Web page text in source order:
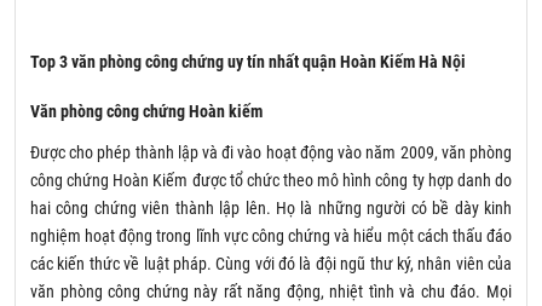
Top 3 văn phòng công chứng uy tín nhất quận Hoàn Kiếm Hà Nội
Văn phòng công chứng Hoàn kiếm
Được cho phép thành lập và đi vào hoạt động vào năm 2009, văn phòng
công chứng Hoàn Kiếm được tổ chức theo mô hình công ty hợp danh do
hai công chứng viên thành lập lên. Họ là những người có bề dày kinh
nghiệm hoạt động trong lĩnh vực công chứng và hiểu một cách thấu đáo
các kiến thức về luật pháp. Cùng với đó là đội ngũ thư ký, nhân viên của
văn phòng công chứng này rất năng động, nhiệt tình và chu đáo. Mọi